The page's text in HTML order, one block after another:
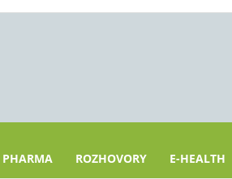
PHARMA ROZHOVORY E-HEALTH